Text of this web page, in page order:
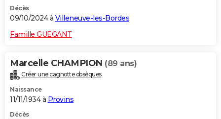
BONS PLANS
CARTE DE VOEUX
Dictionnaire
Biographies
Citations
Expressions
Proverbes
PROGRAMME TV
COPAINS D'AVANT
S'inscrire
Se connecter
Lycées
Collèges
Primaires
Universités
Entreprises
Service militaire
Avis de recherche
AVIS DE DÉCÈS
Décès
09/10/2024 à Villeneuve-les-Bordes
Famille GUEGANT
Marcelle CHAMPION (89 ans)
Créer une cagnotte obsèques
Naissance
11/11/1934 à Provins
Décès